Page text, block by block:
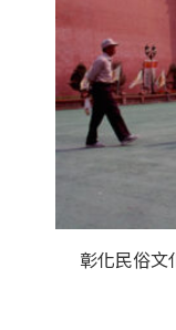
彰化民俗文